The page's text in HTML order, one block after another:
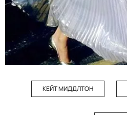
КЕЙТ МИДДЛТОН